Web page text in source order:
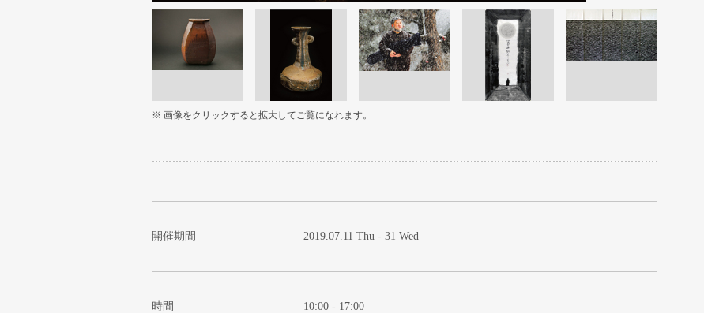
※ 画像をクリックすると拡大してご覧になれます。
開催期間 2019.07.11 Thu - 31 Wed
時間 10:00 - 17:00